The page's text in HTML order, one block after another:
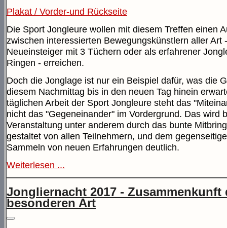
Plakat / Vorder-und Rückseite
Die Sport Jongleure wollen mit diesem Treffen einen
zwischen interessierten Bewegungskünstlern aller Art
Neueinsteiger mit 3 Tüchern oder als erfahrener
Ringen - erreichen.
Doch die Jonglage ist nur ein Beispiel dafür, was die
diesem Nachmittag bis in den neuen Tag hinein
täglichen Arbeit der Sport Jongleure steht das
nicht das "Gegeneinander" im Vordergrund. Das wird
Veranstaltung unter anderem durch das bunte
gestaltet von allen Teilnehmern, und dem
Sammeln von neuen Erfahrungen deutlich.
Weiterlesen ...
Jongliernacht 2017 - Zusammenkunft
besonderen Art